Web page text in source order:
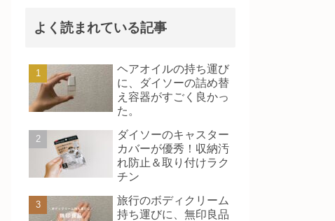
よく読まれている記事
ヘアオイルの持ち運び
に、ダイソーの詰め替
え容器がすごく良かっ
た。
ダイソーのキャスター
カバーが優秀！収納汚
れ防止＆取り付けラク
チン
旅行のボディクリーム
持ち運びに、無印良品